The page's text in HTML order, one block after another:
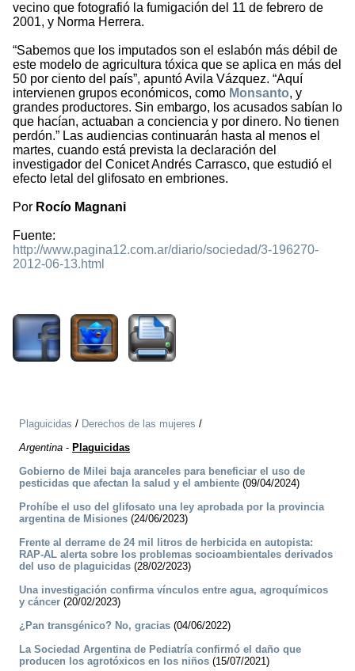
vecino que fotografió la fumigación del 11 de febrero de
2001, y Norma Herrera.
“Sabemos que los imputados son el eslabón más débil de
este modelo de agricultura tóxica que se aplica en más del
50 por ciento del país”, apuntó Avila Vázquez. “Aquí
intervienen grupos económicos, como Monsanto, y
grandes productores. Sin embargo, los acusados sabían lo
que hacían, actuaban a conciencia y por dinero. No tienen
perdón.” Las audiencias continuarán hasta al menos el
martes, cuando está prevista la declaración del
investigador del Conicet Andrés Carrasco, que estudió el
efecto letal del glifosato en embriones.
Por Rocío Magnani
Fuente:
http://www.pagina12.com.ar/diario/sociedad/3-196270-
2012-06-13.html
Plaguicidas / Derechos de las mujeres /
Argentina - Plaguicidas
Gobierno de Milei baja aranceles para beneficiar el uso de
pesticidas que afectan la salud y el ambiente (09/04/2024)
Prohíbe el uso del glifosato una ley aprobada por la provincia
argentina de Misiones (24/06/2023)
Frente al derrame de 24 mil litros de herbicida en autopista:
RAP-AL alerta sobre los problemas socioambientales derivados
del uso de plaguicidas (28/02/2023)
Una investigación confirma vínculos entre agua, agroquímicos
y cáncer (20/02/2023)
¿Pan transgénico? No, gracias (04/06/2022)
La Sociedad Argentina de Pediatría confirmó el daño que
producen los agrotóxicos en los niños (15/07/2021)